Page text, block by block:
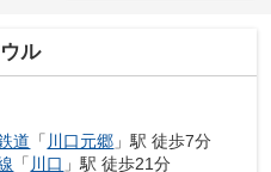
ル
道 「 川口元郷 」駅 徒歩7分
「 川口 」駅 徒歩21分